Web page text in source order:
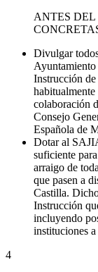
ANTES
Divulgar
Ayuntamiento
Instrucción de
habitualmente
colaboración
Consejo
Española de
Dotar al
suficiente
arraigo de
que pasen a
Castilla.
Instrucción
incluyendo
instituciones a
4